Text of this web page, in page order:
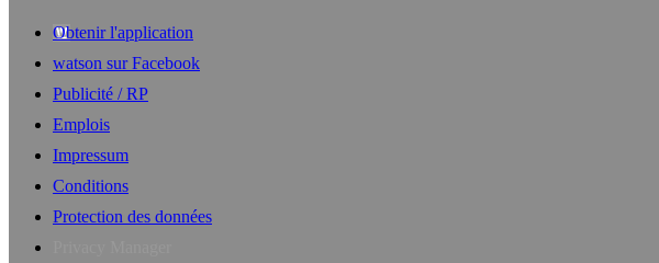
Obtenir l'application
watson sur Facebook
Publicité / RP
Emplois
Impressum
Conditions
Protection des données